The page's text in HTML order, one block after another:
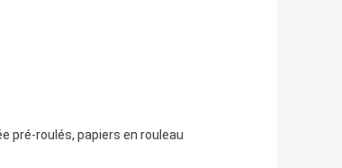
pré-roulés, papiers en rouleau